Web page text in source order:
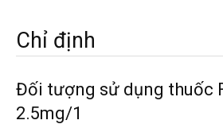
Chỉ định
Đối tượng sử dụng thuốc
2.5mg/1